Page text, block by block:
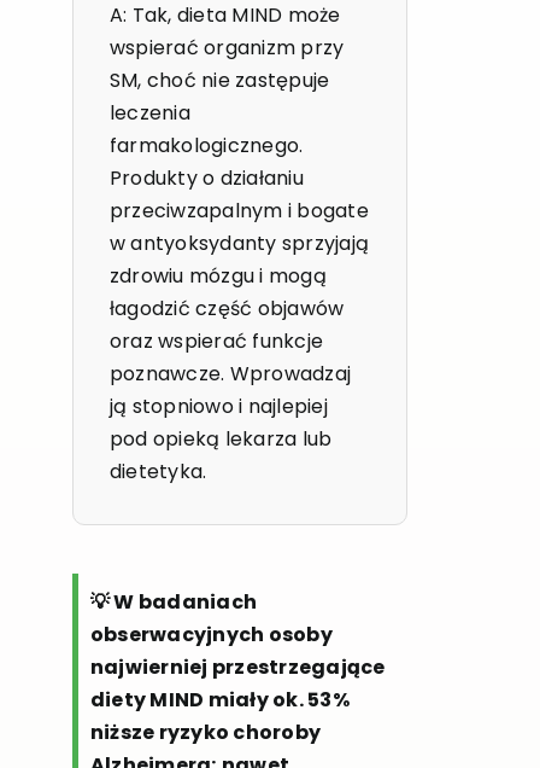
A: Tak, dieta MIND może
wspierać organizm przy
SM, choć nie zastępuje
leczenia
farmakologicznego.
Produkty o działaniu
przeciwzapalnym i bogate
w antyoksydanty sprzyjają
zdrowiu mózgu i mogą
łagodzić część objawów
oraz wspierać funkcje
poznawcze. Wprowadzaj
ją stopniowo i najlepiej
pod opieką lekarza lub
dietetyka.
💡 W badaniach
obserwacyjnych osoby
najwierniej przestrzegające
diety MIND miały ok. 53%
niższe ryzyko choroby